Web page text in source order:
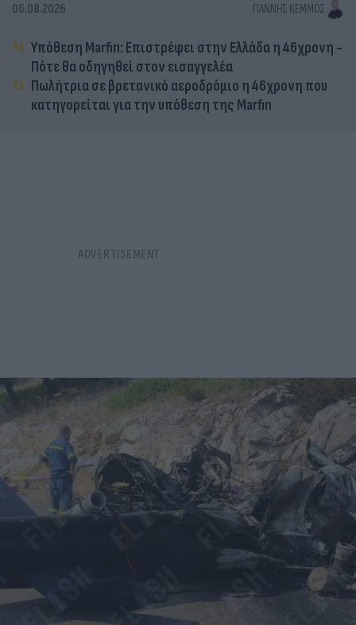
06.08.2026 ΓΙΆΝΝΗΣ ΚΈΜΜΟΣ
Υπόθεση Marfin: Επιστρέφει στην Ελλάδα η 46χρονη -
Πότε θα οδηγηθεί στον εισαγγελέα
Πωλήτρια σε βρετανικό αεροδρόμιο η 46χρονη που
κατηγορείται για την υπόθεση της Marfin